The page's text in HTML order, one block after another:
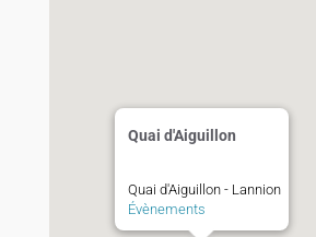
Quai d'Aiguillon
Quai d'Aiguillon - Lannion
Évènements